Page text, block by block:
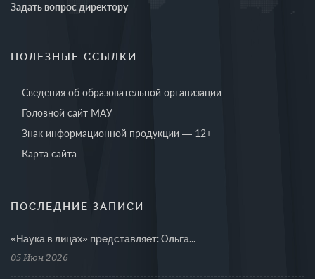
Задать вопрос директору
ПОЛЕЗНЫЕ ССЫЛКИ
Сведения об образовательной организации
Головной сайт МАУ
Знак информационной продукции — 12+
Карта сайта
ПОСЛЕДНИЕ ЗАПИСИ
«Наука в лицах» представляет: Ольга...
05 Июн 2026